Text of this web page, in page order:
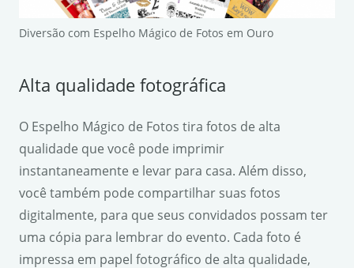
Diversão com Espelho Mágico de Fotos em Ouro
Alta qualidade fotográfica
O Espelho Mágico de Fotos tira fotos de alta
qualidade que você pode imprimir
instantaneamente e levar para casa. Além disso,
você também pode compartilhar suas fotos
digitalmente, para que seus convidados possam ter
uma cópia para lembrar do evento. Cada foto é
impressa em papel fotográfico de alta qualidade,